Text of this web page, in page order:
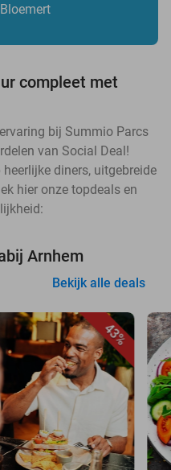
compleet met
bij Summio Parcs
van Social Deal!
diners, uitgebreide
hier onze topdeals en
Arnhem
Bekijk alle deals
43%